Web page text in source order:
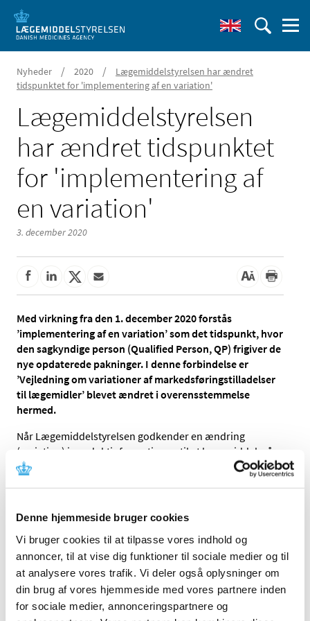
Denne hjemmeside bruger cookies
Vi bruger cookies til at tilpasse vores indhold og
annoncer, til at vise dig funktioner til sociale medier og til
at analysere vores trafik. Vi deler også oplysninger om
din brug af vores hjemmeside med vores partnere inden
for sociale medier, annonceringspartnere og
Nyheder / 2020 /
Lægemiddelstyrelsen har ændret
tidspunktet for 'implementering af en variation'
Lægemiddelstyrelsen
har ændret tidspunktet
for 'implementering af
en variation'
3. december 2020
Med virkning fra den 1. december 2020 forstås
’implementering af en variation’ som det tidspunkt, hvor
den sagkyndige person (Qualified Person, QP) frigiver de
nye opdaterede pakninger. I denne forbindelse er
’Vejledning om variationer af markedsføringstilladelser
til lægemidler’ blevet ændret i overensstemmelse
hermed.
Når Lægemiddelstyrelsen godkender en ændring
(variation) i produktinformationen til et lægemiddel, så
sendes et godkendelsesbrev til indehaveren af
markedsføringstilladelsen sammen med det opdaterede
implementering af ændringen i den trykte indlægsseddel
og/eller lægemiddelpaknings mærkning. Denne ændring
skal således implementeres inden for den fastsatte frist.
Indtil den 1. december 2020 har ’implementeringen af
variationen’ været det tidspunkt, hvor de nye pakninger
leveres til grossist.